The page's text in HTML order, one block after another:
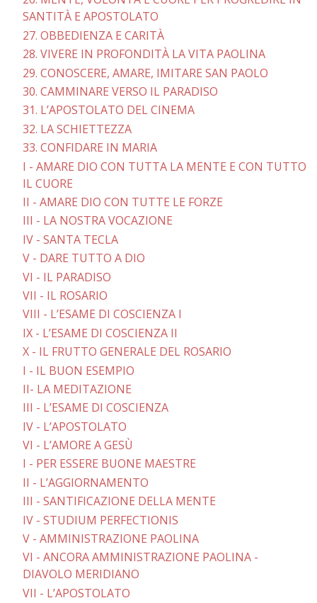
SANTITÀ E APOSTOLATO
27. OBBEDIENZA E CARITÀ
28. VIVERE IN PROFONDITÀ LA VITA PAOLINA
29. CONOSCERE, AMARE, IMITARE SAN PAOLO
30. CAMMINARE VERSO IL PARADISO
31. L’APOSTOLATO DEL CINEMA
32. LA SCHIETTEZZA
33. CONFIDARE IN MARIA
I - AMARE DIO CON TUTTA LA MENTE E CON TUTTO
IL CUORE
II - AMARE DIO CON TUTTE LE FORZE
III - LA NOSTRA VOCAZIONE
IV - SANTA TECLA
V - DARE TUTTO A DIO
VI - IL PARADISO
VII - IL ROSARIO
VIII - L’ESAME DI COSCIENZA I
IX - L’ESAME DI COSCIENZA II
X - IL FRUTTO GENERALE DEL ROSARIO
I - IL BUON ESEMPIO
II- LA MEDITAZIONE
III - L’ESAME DI COSCIENZA
IV - L’APOSTOLATO
VI - L’AMORE A GESÙ
I - PER ESSERE BUONE MAESTRE
II - L’AGGIORNAMENTO
III - SANTIFICAZIONE DELLA MENTE
IV - STUDIUM PERFECTIONIS
V - AMMINISTRAZIONE PAOLINA
VI - ANCORA AMMINISTRAZIONE PAOLINA -
DIAVOLO MERIDIANO
VII - L’APOSTOLATO